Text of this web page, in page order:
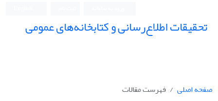
تحقیقات اطلاع‌رسانی و کتابخانه‌های عمومی
صفحه اصلی
فهرست مقالات